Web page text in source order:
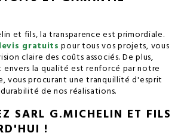
et fils, la transparence est primordiale.
gratuits pour tous vos projets, vous
claire des coûts associés. De plus,
la qualité est renforcé par notre
vous procurant une tranquillité d'esprit
de nos réalisations.
SARL G.MICHELIN ET FILS
!